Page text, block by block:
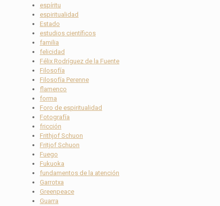
espíritu
espiritualidad
Estado
estudios científicos
familia
felicidad
Félix Rodríguez de la Fuente
Filosofía
Filosofía Perenne
flamenco
forma
Foro de espiritualidad
Fotografía
fricción
Frithjof Schuon
Fritjof Schuon
Fuego
Fukuoka
fundamentos de la atención
Garrotxa
Greenpeace
Guarra